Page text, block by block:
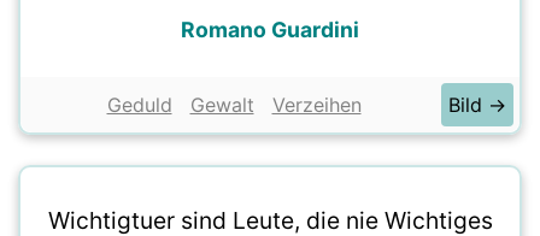
Romano Guardini
Geduld Gewalt Verzeihen Bild →
Wichtigtuer sind Leute, die nie Wichtiges